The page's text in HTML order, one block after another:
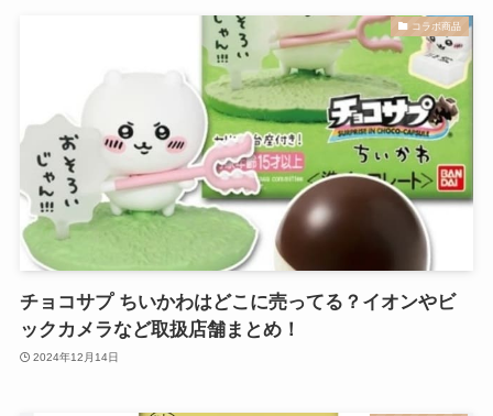
コラボ商品
チョコサプ ちいかわはどこに売ってる？イオンやビ
ックカメラなど取扱店舗まとめ！
2024年12月14日